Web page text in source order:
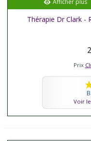
Thérapie Dr Clark -
Prix
Voir